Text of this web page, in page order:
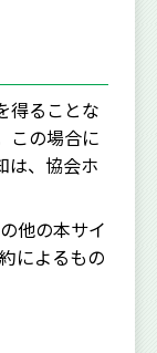
得ることな
この場合に
は、協会ホ
他の本サイ
によるもの